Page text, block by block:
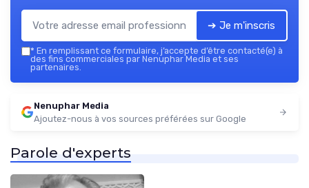
➔ Je m'inscris
* En remplissant ce formulaire, j’accepte d’être contacté(e) à
des fins commerciales par Nenuphar Media et ses
partenaires.
Nenuphar Media
Ajoutez-nous à vos sources préférées sur Google
Parole d'experts